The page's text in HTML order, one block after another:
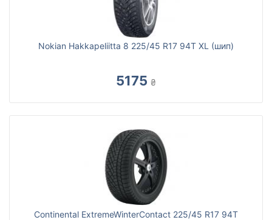
Nokian Hakkapeliitta 8 225/45 R17 94T XL (шип)
5175 ₴
Continental ExtremeWinterContact 225/45 R17 94T